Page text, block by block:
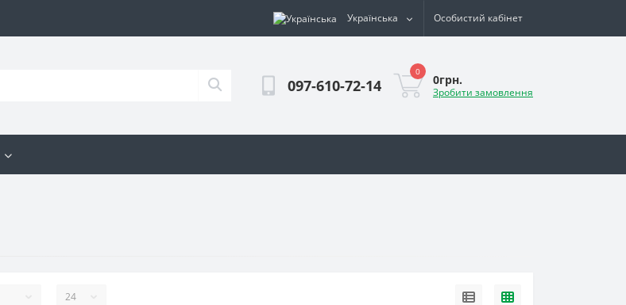
Українська Особистий кабінет
097-610-72-14
0
0грн.
Зробити замовлення